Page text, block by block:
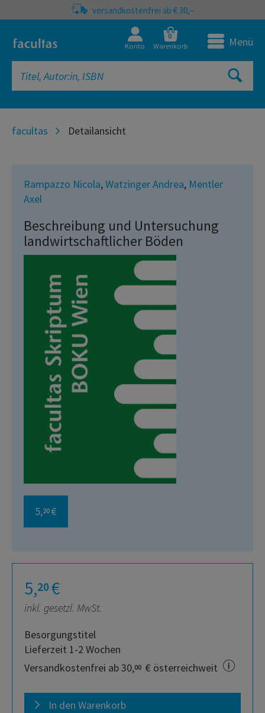
versandkostenfrei ab € 30,–
Konto
0
Warenkorb Menü
facultas Detailansicht
Rampazzo Nicola,Watzinger Andrea, Mentler
Axel
Beschreibung und Untersuchung
landwirtschaftlicher Böden
5,20 €
5,20€
inkl. gesetzl. MwSt.
Besorgungstitel
Lieferzeit 1-2 Wochen
Versandkostenfrei ab 30,00 € österreichweit
In den Warenkorb